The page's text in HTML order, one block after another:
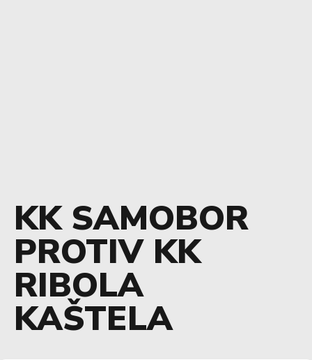
KK SAMOBOR
PROTIV KK
RIBOLA
KAŠTELA